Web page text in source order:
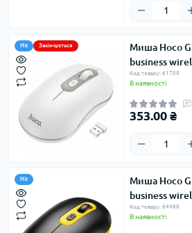
Hit Закінчується
Миша Hoco
business
Код товару: 61709
В наявності
353.00 ₴
Hit
Миша Hoco
business
Код товару: 64488
В наявності